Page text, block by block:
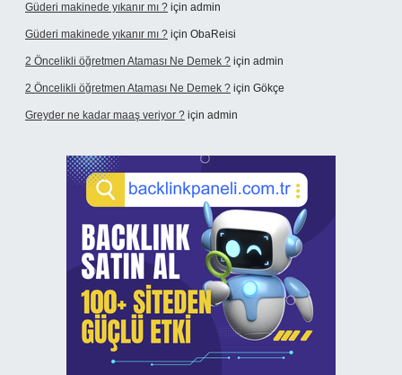
Güderi makinede yıkanır mı ? için admin
Güderi makinede yıkanır mı ? için ObaReisi
2 Öncelikli öğretmen Ataması Ne Demek ? için admin
2 Öncelikli öğretmen Ataması Ne Demek ? için Gökçe
Greyder ne kadar maaş veriyor ? için admin